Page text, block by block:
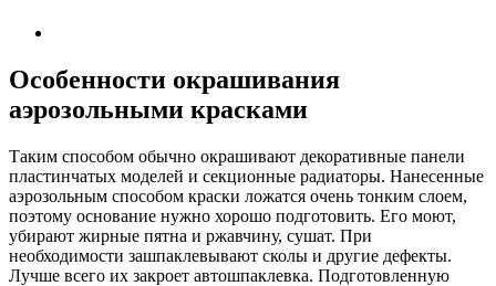
Особенности окрашивания
аэрозольными красками
Таким способом обычно окрашивают декоративные панели
пластинчатых моделей и секционные радиаторы. Нанесенные
аэрозольным способом краски ложатся очень тонким слоем,
поэтому основание нужно хорошо подготовить. Его моют,
убирают жирные пятна и ржавчину, сушат. При
необходимости зашпаклевывают сколы и другие дефекты.
Лучше всего их закроет автошпаклевка. Подготовленную